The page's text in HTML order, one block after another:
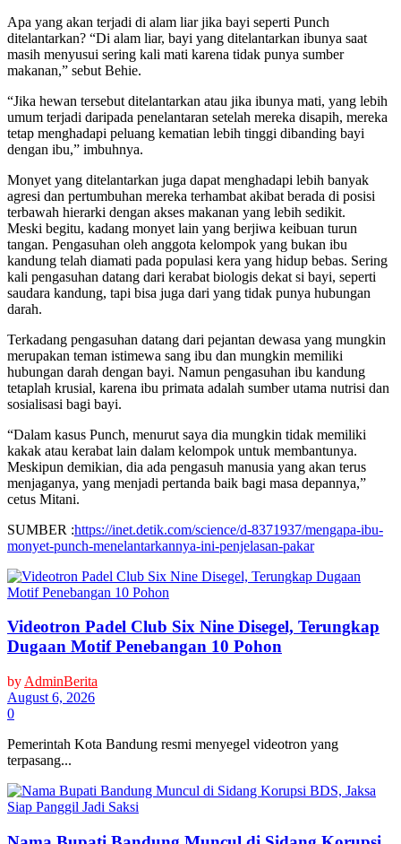
Apa yang akan terjadi di alam liar jika bayi seperti Punch
ditelantarkan? “Di alam liar, bayi yang ditelantarkan ibunya saat
masih menyusui sering kali mati karena tidak punya sumber
makanan,” sebut Behie.
“Jika hewan tersebut ditelantarkan atau jika ibunya mati, yang lebih
umum terjadi daripada penelantaran setelah mereka disapih, mereka
tetap menghadapi peluang kematian lebih tinggi dibanding bayi
dengan ibu,” imbuhnya.
Monyet yang ditelantarkan juga dapat menghadapi lebih banyak
agresi dan pertumbuhan mereka terhambat akibat berada di posisi
terbawah hierarki dengan akses makanan yang lebih sedikit.
Meski begitu, kadang monyet lain yang berjiwa keibuan turun
tangan. Pengasuhan oleh anggota kelompok yang bukan ibu
kandung telah diamati pada populasi kera yang hidup bebas. Sering
kali pengasuhan datang dari kerabat biologis dekat si bayi, seperti
saudara kandung, tapi bisa juga dari yang tidak punya hubungan
darah.
Terkadang pengasuhan datang dari pejantan dewasa yang mungkin
merupakan teman istimewa sang ibu dan mungkin memiliki
hubungan darah dengan bayi. Namun pengasuhan ibu kandung
tetaplah krusial, karena ibu primata adalah sumber utama nutrisi dan
sosialisasi bagi bayi.
“Dalam kasus Punch, menurut saya dia mungkin tidak memiliki
kakak atau kerabat lain dalam kelompok untuk membantunya.
Meskipun demikian, dia ada pengasuh manusia yang akan terus
menjaganya, yang menjadi pertanda baik bagi masa depannya,”
cetus Mitani.
SUMBER :https://inet.detik.com/science/d-8371937/mengapa-ibu-
monyet-punch-menelantarkannya-ini-penjelasan-pakar
Videotron Padel Club Six Nine Disegel, Terungkap
Dugaan Motif Penebangan 10 Pohon
by AdminBerita
August 6, 2026
0
Pemerintah Kota Bandung resmi menyegel videotron yang
terpasang...